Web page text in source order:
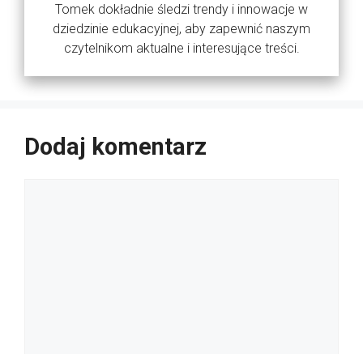
Tomek dokładnie śledzi trendy i innowacje w
dziedzinie edukacyjnej, aby zapewnić naszym
czytelnikom aktualne i interesujące treści.
Dodaj komentarz